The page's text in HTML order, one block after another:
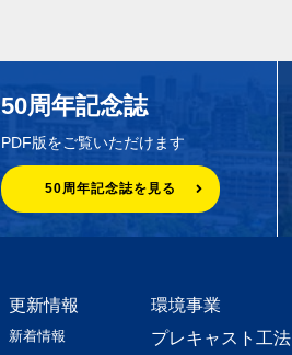
50周年記念誌
PDF版をご覧いただけます
50周年記念誌を見る
更新情報
新着情報
環境事業
プレキャスト工法